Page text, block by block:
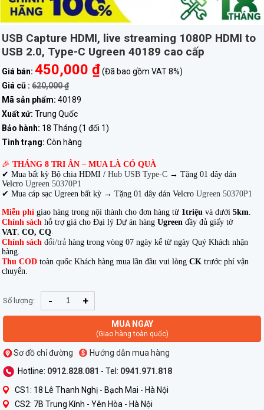
USB Capture HDMI, live streaming 1080P HDMI to
USB 2.0, Type-C Ugreen 40189 cao cấp
Giá bán: 450,000 ₫(Đã bao gồm VAT 8%)
Giá cũ : 620,000 ₫
Mã sản phẩm: 40189
Xuất xứ: Trung Quốc
Bảo hành: 18 Tháng (1 đổi 1)
Tình trạng: Còn hàng
🎉 THÁNG 8 TRI ÂN – MUA LÀ CÓ QUÀ
✔ Mua bất kỳ Bộ chia HDMI / Hub USB Type-C → Tặng 01 dây dán
Velcro Ugreen 50370P1
✔ Mua cáp sạc Ugreen bất kỳ → Tặng 01 dây dán Velcro Ugreen 50370P1
Miễn phí giao hàng trong nội thành cho đơn hàng từ 1triệu và dưới 5km.
Chính sách hỗ trợ giá cho Đại lý Dự án hàng Ugreen đầy đủ giấy tờ
VAT, CO, CQ.
Chính sách đổi/trả hàng trong vòng 07 ngày kể từ ngày Quý Khách nhận
hàng.
Thu COD toàn quốc Khách hàng mua lần đầu vui lòng CK trước phí vận
chuyển.
Số lượng: - +
MUA NGAY
(Giao hàng toàn quốc)
Sơ đồ chỉ đường
Hướng dẫn mua hàng
Hotline: 0912.828.081 - Tel: 0941.971.818
CS1: 18 Lê Thanh Nghị - Bạch Mai - Hà Nội
CS2: 7B Trung Kính - Yên Hòa - Hà Nội